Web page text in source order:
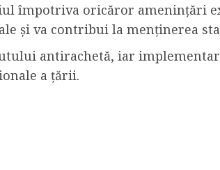
împotriva oricăror amenințări
și va contribui la menținerea
antirachetă, iar
a țării.